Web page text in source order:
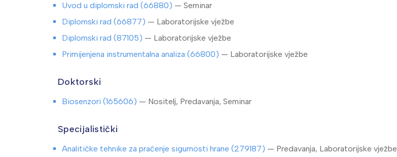
Uvod u diplomski rad (66880) — Seminar
Diplomski rad (66877) — Laboratorijske vježbe
Diplomski rad (87105) — Laboratorijske vježbe
Primijenjena instrumentalna analiza (66800) — Laboratorijske vježbe
Doktorski
Biosenzori (165606) — Nositelj, Predavanja, Seminar
Specijalistički
Analitičke tehnike za praćenje sigurnosti hrane (279187) — Predavanja, Laboratorijske vježbe